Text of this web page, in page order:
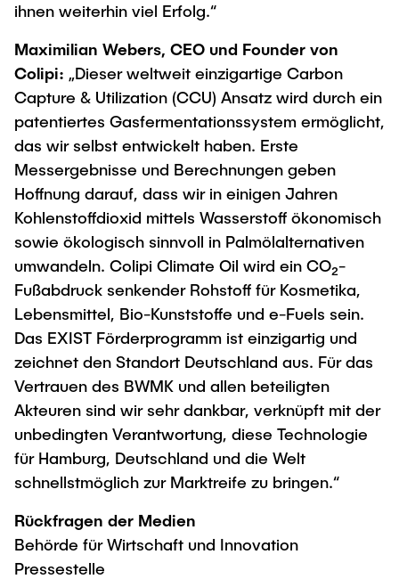
ihnen weiterhin viel Erfolg.“
Maximilian Webers, CEO und Founder von
Colipi: „Dieser weltweit einzigartige Carbon
Capture & Utilization (CCU) Ansatz wird durch ein
patentiertes Gasfermentationssystem ermöglicht,
das wir selbst entwickelt haben. Erste
Messergebnisse und Berechnungen geben
Hoffnung darauf, dass wir in einigen Jahren
Kohlenstoffdioxid mittels Wasserstoff ökonomisch
sowie ökologisch sinnvoll in Palmölalternativen
umwandeln. Colipi Climate Oil wird ein CO₂-
Fußabdruck senkender Rohstoff für Kosmetika,
Lebensmittel, Bio-Kunststoffe und e-Fuels sein.
Das EXIST Förderprogramm ist einzigartig und
zeichnet den Standort Deutschland aus. Für das
Vertrauen des BWMK und allen beteiligten
Akteuren sind wir sehr dankbar, verknüpft mit der
unbedingten Verantwortung, diese Technologie
für Hamburg, Deutschland und die Welt
schnellstmöglich zur Marktreife zu bringen.“
Rückfragen der Medien
Behörde für Wirtschaft und Innovation
Pressestelle